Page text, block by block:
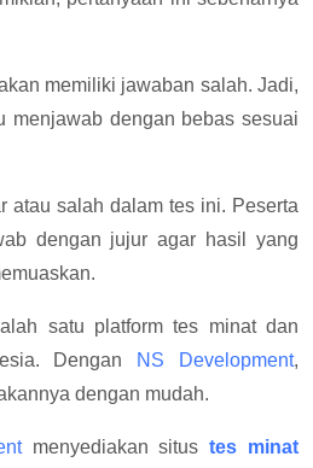
memiliki jawaban salah. Jadi,
menjawab dengan bebas sesuai
atau salah dalam tes ini. Peserta
dengan jujur agar hasil yang
satu platform tes minat dan
Dengan
NS Development,
dengan mudah.
menyediakan situstes minat